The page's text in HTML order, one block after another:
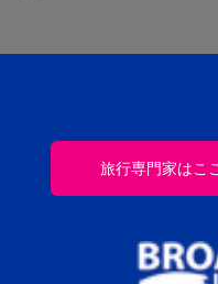
旅行専門家はこ